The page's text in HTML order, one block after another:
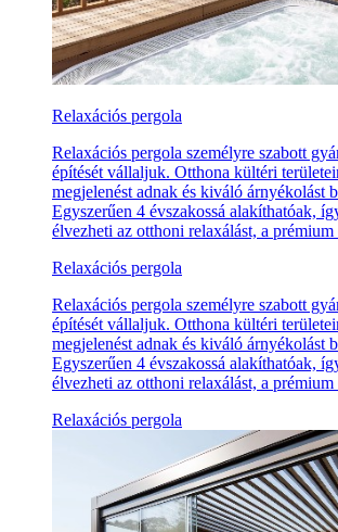
Relaxációs pergola
Relaxációs pergola személyre szabott
építését vállaljuk. Otthona kültéri
megjelenést adnak és kiváló árnyékolást
Egyszerűen 4 évszakossá alakíthatóak,
élvezheti az otthoni relaxálást, a prémium
Relaxációs pergola
Relaxációs pergola személyre szabott
építését vállaljuk. Otthona kültéri
megjelenést adnak és kiváló árnyékolást
Egyszerűen 4 évszakossá alakíthatóak,
élvezheti az otthoni relaxálást, a prémium
Relaxációs pergola